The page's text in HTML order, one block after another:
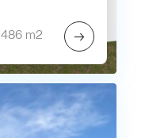
486 m2 →